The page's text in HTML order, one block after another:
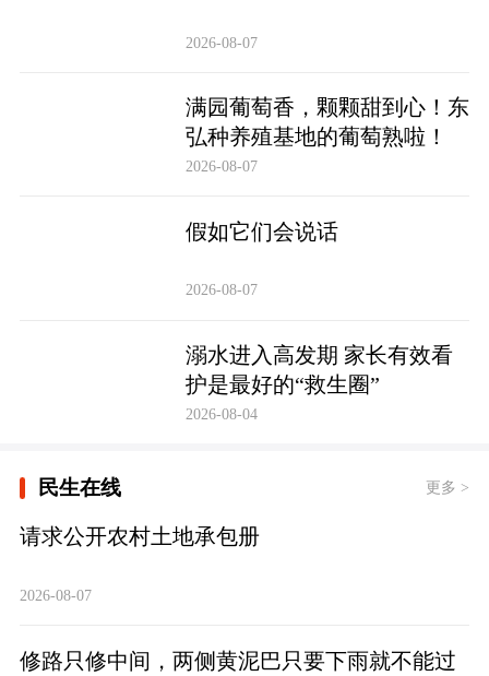
2026-08-07
满园葡萄香，颗颗甜到心！东
弘种养殖基地的葡萄熟啦！
2026-08-07
假如它们会说话
2026-08-07
溺水进入高发期 家长有效看
护是最好的“救生圈”
2026-08-04
民生在线 更多 >
请求公开农村土地承包册
2026-08-07
修路只修中间，两侧黄泥巴只要下雨就不能过